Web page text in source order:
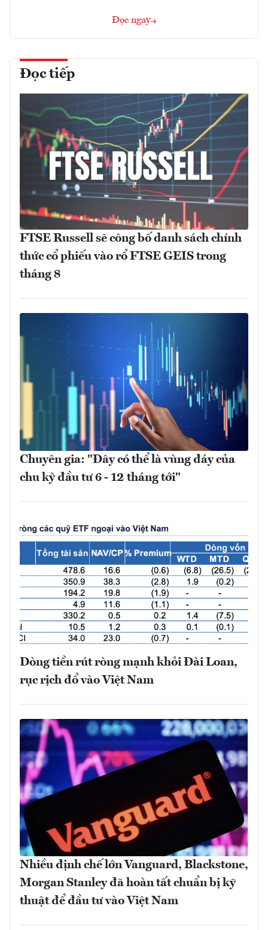
Đọc ngay
Đọc tiếp
FTSE Russell sẽ công bố danh sách chính
thức cổ phiếu vào rổ FTSE GEIS trong
tháng 8
Chuyên gia: "Đây có thể là vùng đáy của
chu kỳ đầu tư 6 - 12 tháng tới"
Dòng tiền rút ròng mạnh khỏi Đài Loan,
rục rịch đổ vào Việt Nam
Nhiều định chế lớn Vanguard, Blackstone,
Morgan Stanley đã hoàn tất chuẩn bị kỹ
thuật để đầu tư vào Việt Nam